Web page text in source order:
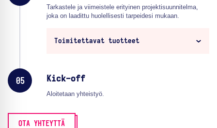
Tarkastele ja viimeistele erityinen projektisuunnitelma,
joka on laadittu huolellisesti tarpeidesi mukaan.
Toimitettavat tuotteet
05 Kick-off
Aloitetaan yhteistyö.
OTA YHTEYTTÄ